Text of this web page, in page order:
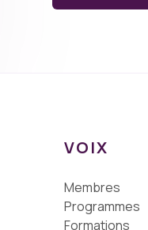
VOIX
Membres
Programmes
Formations